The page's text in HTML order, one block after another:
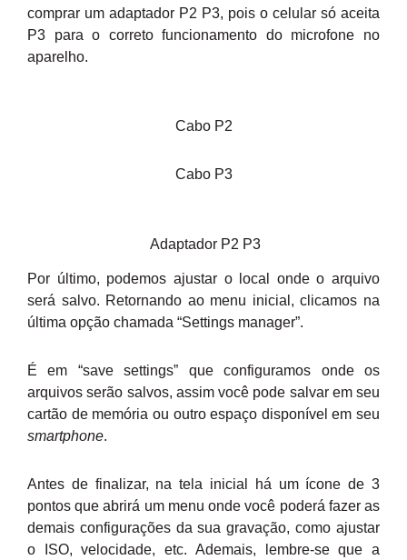
comprar um adaptador P2 P3, pois o celular só aceita
P3 para o correto funcionamento do microfone no
aparelho.
Cabo P2
Cabo P3
Adaptador P2 P3
Por último, podemos ajustar o local onde o arquivo
será salvo. Retornando ao menu inicial, clicamos na
última opção chamada “Settings manager”.
É em “save settings” que configuramos onde os
arquivos serão salvos, assim você pode salvar em seu
cartão de memória ou outro espaço disponível em seu
smartphone.
Antes de finalizar, na tela inicial há um ícone de 3
pontos que abrirá um menu onde você poderá fazer as
demais configurações da sua gravação, como ajustar
o ISO, velocidade, etc. Ademais, lembre-se que a